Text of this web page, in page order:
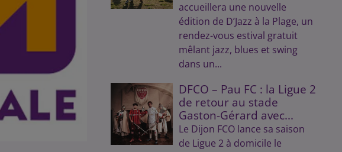
accueillera une nouvelle
édition de D’Jazz à la Plage, un
rendez-vous estival gratuit
mêlant jazz, blues et swing
dans un...
DFCO – Pau FC : la Ligue 2
de retour au stade
Gaston-Gérard avec...
Le Dijon FCO lance sa saison
de Ligue 2 à domicile le